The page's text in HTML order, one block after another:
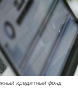
кредитный фонд